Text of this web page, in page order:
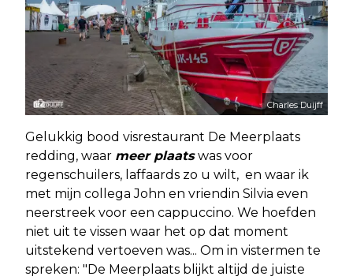
Charles Duijff
Gelukkig bood visrestaurant De Meerplaats
redding, waar meer plaats was voor
regenschuilers, laffaards zo u wilt, en waar ik
met mijn collega John en vriendin Silvia even
neerstreek voor een cappuccino. We hoefden
niet uit te vissen waar het op dat moment
uitstekend vertoeven was... Om in vistermen te
spreken: "De Meerplaats blijkt altijd de juiste